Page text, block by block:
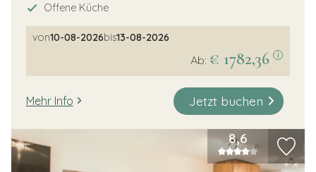
Offene Küche
von10-08-2026bis13-08-2026
Ab: € 1782,36 i
Mehr Info Jetzt buchen
8,6